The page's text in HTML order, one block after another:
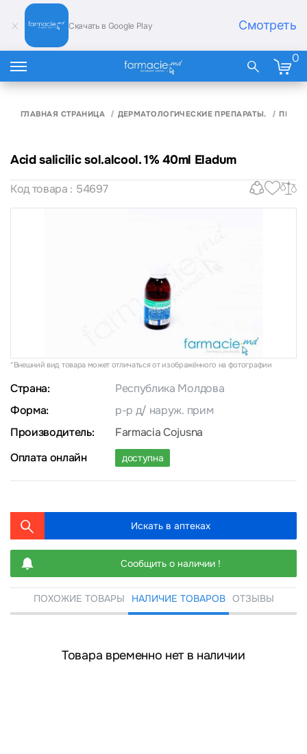
Скачать в Google Play Смотреть
0
ГЛАВНАЯ СТРАНИЦА ДЕРМАТОЛОГИЧЕСКИЕ ПРЕПАРАТЫ.
Acid salicilic sol.alcool. 1% 40ml Eladum
Код товара : 54697
*Внешний вид товара может отличаться от изображённого на фотографии
Страна:
Республика Молдова
Форма:
р-р д/ наруж. прим
Производитель:
Farmacia Cojusna
Оплата онлайн
доступна
Искать в аптеках
Сообщить о наличии !
ПОХОЖИЕ ТОВАРЫ НАЛИЧИЕ ТОВАРОВ ОТЗЫВЫ
Товара временно нет в наличии